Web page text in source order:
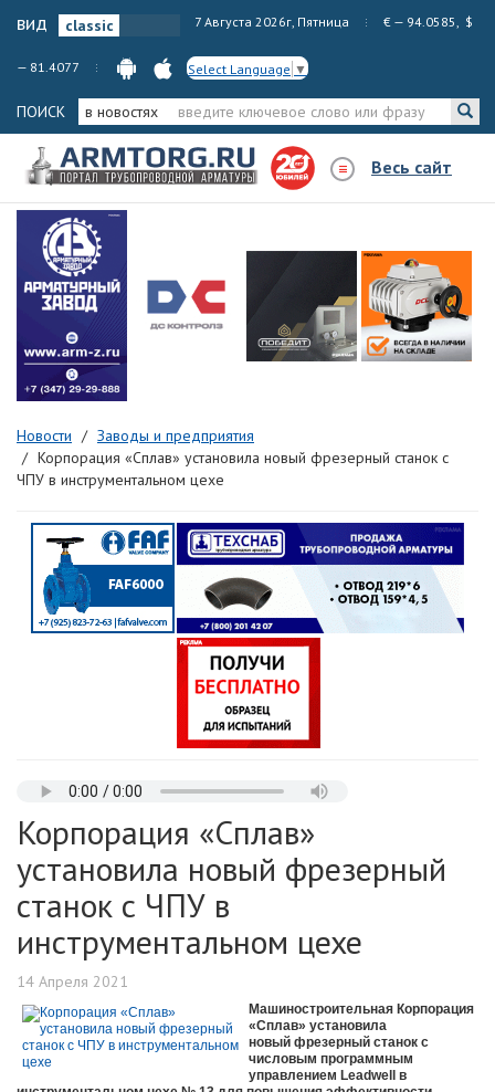
вид 7 Августа 2026г, Пятница € — 94.0585, $
— 81.4077 Select Language ▼
ПОИСК в новостях
Весь сайт
Новости
Заводы и предприятия
Корпорация «Сплав» установила новый фрезерный станок с
ЧПУ в инструментальном цехе
Корпорация «Сплав»
установила новый фрезерный
станок с ЧПУ в
инструментальном цехе
14 Апреля 2021
Машиностроительная Корпорация
«Сплав» установила
новый фрезерный станок с
числовым программным
управлением Leadwell в